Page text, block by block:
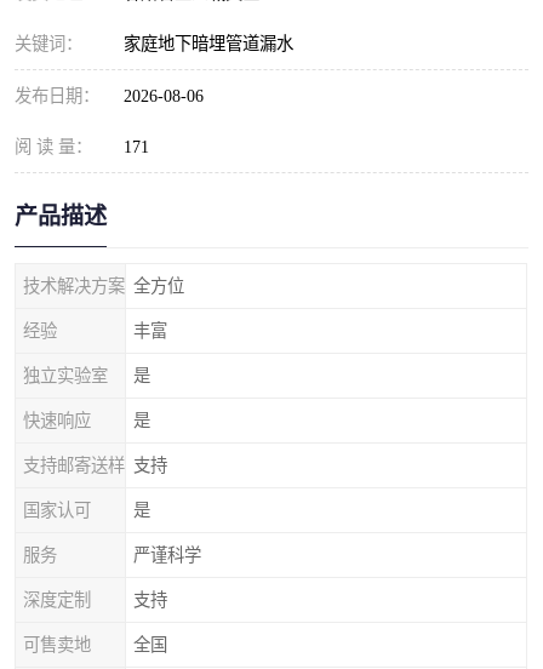
关键词： 家庭地下暗埋管道漏水
发布日期： 2026-08-06
阅 读 量： 171
产品描述
技术解决方案 全方位
经验 丰富
独立实验室 是
快速响应 是
支持邮寄送样 支持
国家认可 是
服务 严谨科学
深度定制 支持
可售卖地 全国